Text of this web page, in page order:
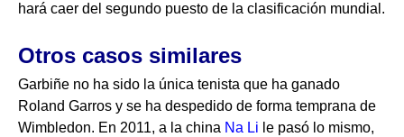
hará caer del segundo puesto de la clasificación mundial.
Otros casos similares
Garbiñe no ha sido la única tenista que ha ganado
Roland Garros y se ha despedido de forma temprana de
Wimbledon. En 2011, a la china Na Li le pasó lo mismo,